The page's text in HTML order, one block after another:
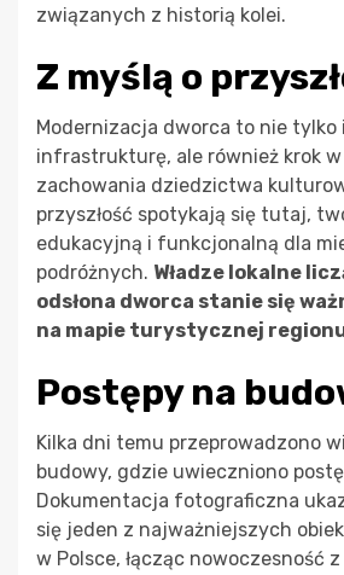
związanych z historią kolei.
Z myślą o
Modernizacja dworca to nie
infrastrukturę, ale również krok
zachowania dziedzictwa
przyszłość spotykają się tutaj,
edukacyjną i funkcjonalną dla
podróżnych. Władze lokalne
odsłona dworca stanie się
na mapie turystycznej
Postępy na
Kilka dni temu przeprowadzono
budowy, gdzie uwieczniono
Dokumentacja fotograficzna
się jeden z najważniejszych
w Polsce, łącząc nowoczesność